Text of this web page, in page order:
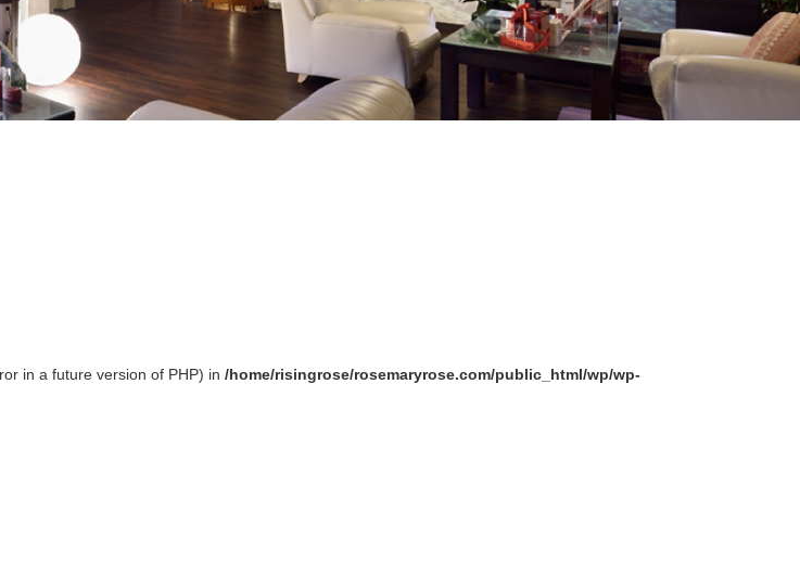
in a future version of PHP) in /home/risingrose/rosemaryrose.com/public_html/wp/wp-